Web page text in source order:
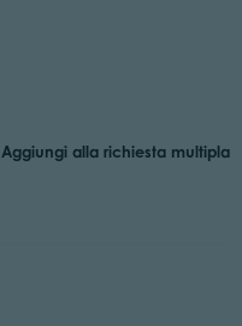
Aggiungi alla richiesta multipla